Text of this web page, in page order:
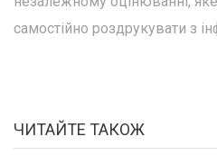
самостійно роздрукувати з
ЧИТАЙТЕ ТАКОЖ